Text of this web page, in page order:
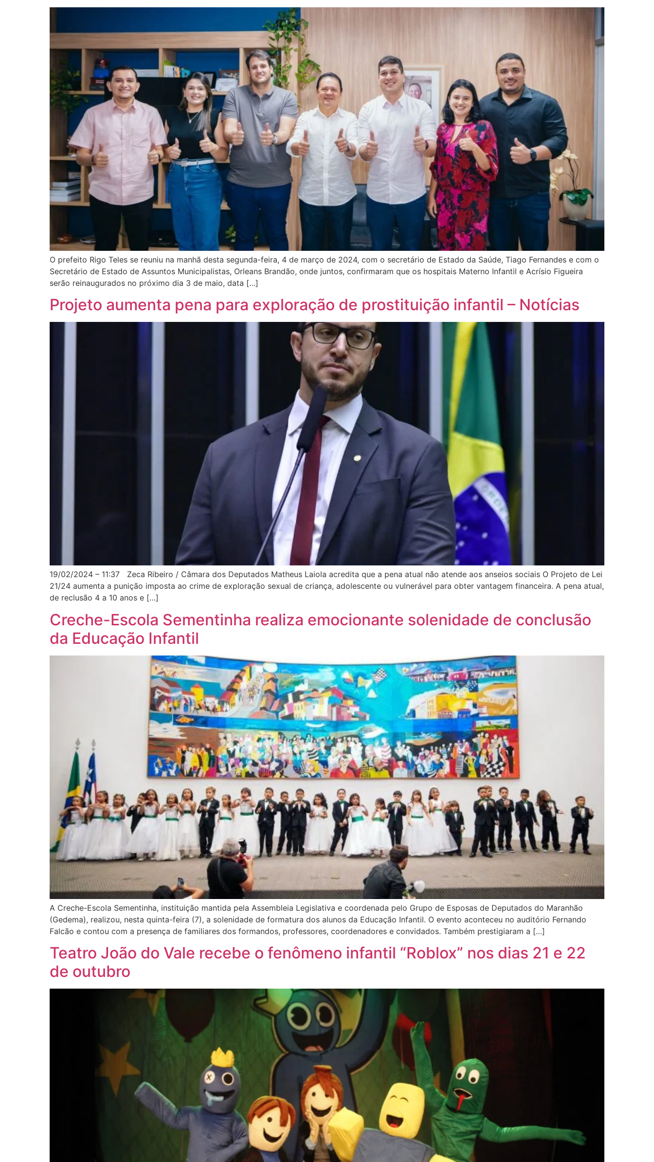
O prefeito Rigo Teles se reuniu na manhã desta segunda-feira, 4 de março de 2024, com o secretário de Estado da Saúde, Tiago Fernandes e com o
Secretário de Estado de Assuntos Municipalistas, Orleans Brandão, onde juntos, confirmaram que os hospitais Materno Infantil e Acrísio Figueira
serão reinaugurados no próximo dia 3 de maio, data […]
Projeto aumenta pena para exploração de prostituição infantil – Notícias
19/02/2024 – 11:37 Zeca Ribeiro / Câmara dos Deputados Matheus Laiola acredita que a pena atual não atende aos anseios sociais O Projeto de Lei
21/24 aumenta a punição imposta ao crime de exploração sexual de criança, adolescente ou vulnerável para obter vantagem financeira. A pena atual,
de reclusão 4 a 10 anos e […]
Creche-Escola Sementinha realiza emocionante solenidade de conclusão
da Educação Infantil
A Creche-Escola Sementinha, instituição mantida pela Assembleia Legislativa e coordenada pelo Grupo de Esposas de Deputados do Maranhão
(Gedema), realizou, nesta quinta-feira (7), a solenidade de formatura dos alunos da Educação Infantil. O evento aconteceu no auditório Fernando
Falcão e contou com a presença de familiares dos formandos, professores, coordenadores e convidados. Também prestigiaram a […]
Teatro João do Vale recebe o fenômeno infantil “Roblox” nos dias 21 e 22
de outubro